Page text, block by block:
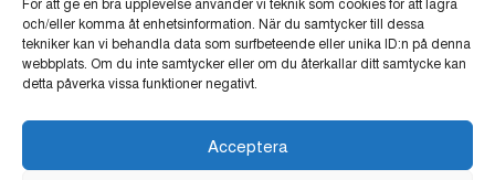
och/eller komma åt enhetsinformation. När du samtycker till dessa
tekniker kan vi behandla data som surfbeteende eller unika ID:n på denna
webbplats. Om du inte samtycker eller om du återkallar ditt samtycke kan
detta påverka vissa funktioner negativt.
Acceptera
Ljungberg•Bolander & Co•Bonnier Fastigheter
•Castellum•Cytiva•Kulturlyftet x Uppsala
kommun•Sh Bygg, sten och anläggning x
Uppsala Stadsmission•Thermo Fisher
Uppsala Akademiförvaltning